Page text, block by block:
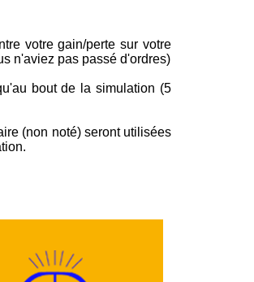
votre gain/perte sur votre
n'aviez pas passé d'ordres)
bout de la simulation (5
(non noté) seront utilisées